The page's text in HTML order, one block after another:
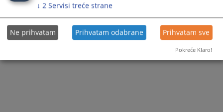
↓ 2 Servisi treće strane
Ne prihvatam Prihvatam odabrane Prihvatam sve
Pokreće Klaro!